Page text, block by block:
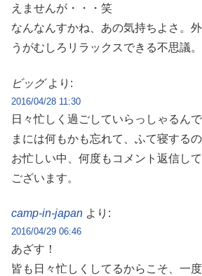
えませんが・・・笑
なんなんすかね、あの気持ちよさ。
うがむしろリラックスできる不思議。
ビッグ より:
2016/04/28 11:30
日々忙しく過ごしていらっしゃるん
まには何もかも忘れて、ふて寝するの
お忙しい中、何度もコメント返信し
ございます。
camp-in-japan より:
2016/04/29 06:46
あざす！
皆も日々忙しくしてるからこそ、一